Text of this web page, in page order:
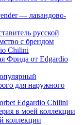
— лавандово-
русской
с брендом
Chilini
Фрида от Edgardio
для наружного
Edgardio Chilini
в моей коллекции
коллекции